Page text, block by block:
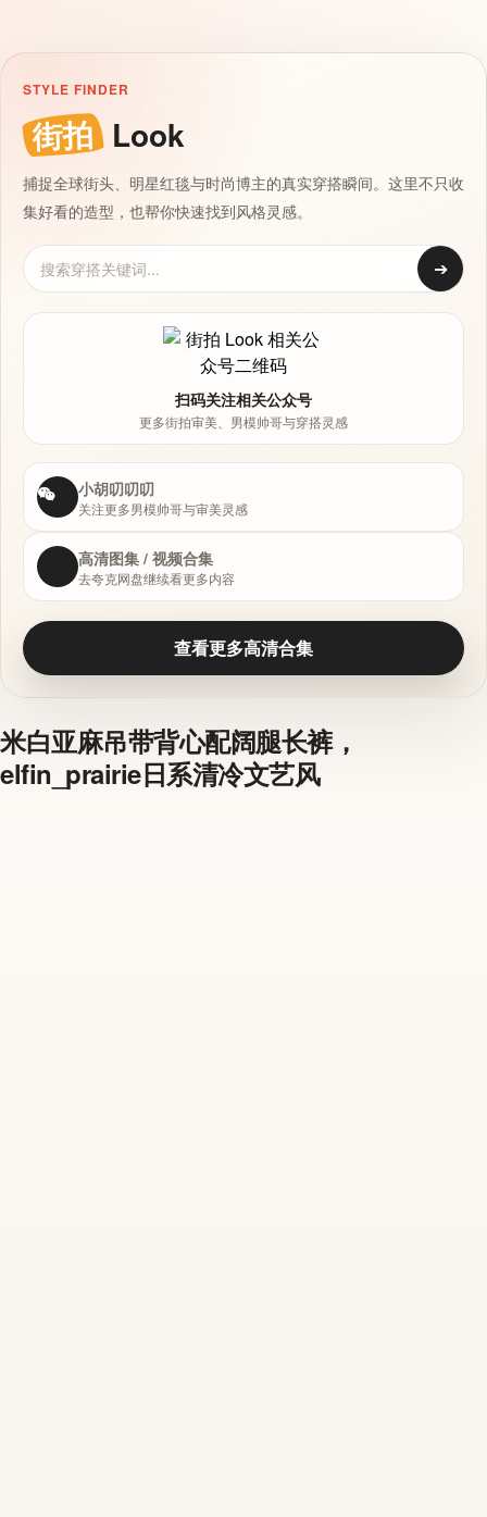
STYLE FINDER
街拍 Look
捕捉全球街头、明星红毯与时尚博主的真实穿搭瞬间。这里不只收
集好看的造型，也帮你快速找到风格灵感。
➔
扫码关注相关公众号
更多街拍审美、男模帅哥与穿搭灵感
小胡叨叨叨
关注更多男模帅哥与审美灵感
高清图集 / 视频合集
去夸克网盘继续看更多内容
查看更多高清合集
米白亚麻吊带背心配阔腿长裤，
elfin_prairie日系清冷文艺风